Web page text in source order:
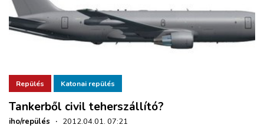
Repülés Katonai repülés
Tankerből civil teherszállító?
iho/repülés · 2012.04.01. 07:21